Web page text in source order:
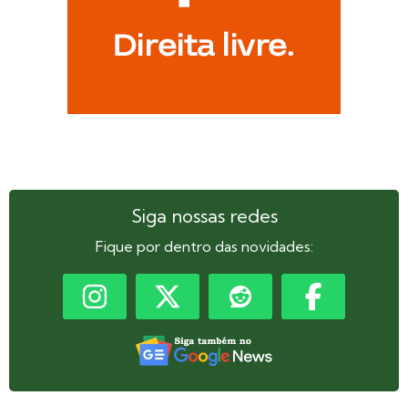
Siga nossas redes
Fique por dentro das novidades: